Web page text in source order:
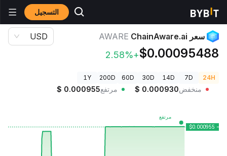
التسجيل أسعار العملات الرقمية
سعر ChainAware.ai AWARE
$0.00095488
+2.58%
USD
24H
7D
14D
30D
60D
200D
1Y
منخفض $ 0.000930 مرتفع $ 0.000955